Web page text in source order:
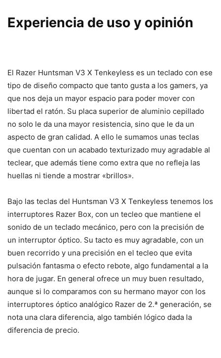
Experiencia de uso y opinión
El Razer Huntsman V3 X Tenkeyless es un teclado con ese
tipo de diseño compacto que tanto gusta a los gamers, ya
que nos deja un mayor espacio para poder mover con
libertad el ratón. Su placa superior de aluminio cepillado
no solo le da una mayor resistencia, sino que le da un
aspecto de gran calidad. A ello le sumamos unas teclas
que cuentan con un acabado texturizado muy agradable al
teclear, que además tiene como extra que no refleja las
huellas ni tiende a mostrar «brillos».
Bajo las teclas del Huntsman V3 X Tenkeyless tenemos los
interruptores Razer Box, con un tecleo que mantiene el
sonido de un teclado mecánico, pero con la precisión de
un interruptor óptico. Su tacto es muy agradable, con un
buen recorrido y una precisión en el tecleo que evita
pulsación fantasma o efecto rebote, algo fundamental a la
hora de jugar. En general ofrece un muy buen resultado,
aunque si lo comparamos con su hermano mayor con los
interruptores óptico analógico Razer de 2.ª generación, se
nota una clara diferencia, algo también lógico dada la
diferencia de precio.